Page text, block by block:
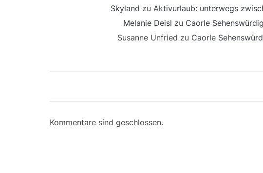
Skyland zu Aktivurlaub: unterwegs
Melanie Deisl zu Caorle
Susanne Unfried zu Caorle
Kommentare sind geschlossen.